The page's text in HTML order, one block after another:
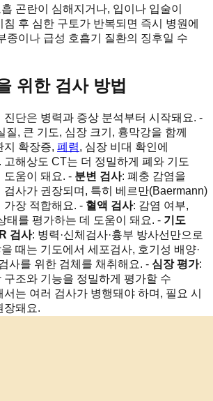
곤란이 심해지거나, 입이나 입술이
후 심한 구토가 반복되면 즉시 병원에
종이나 급성 호흡기 질환의 징후일 수
위한 검사 방법
진단은 병력과 증상 분석부터 시작돼요. -
질, 큰 기도, 심장 크기, 흉막강을 함께
지 확장증, 폐렴, 심장 비대 확인에
고해상도 CT는 더 정밀하게 폐와 기도
도움이 돼요. - 분변 검사: 폐충 감염을
검사가 권장되며, 특히 베르만(Baermann)
가장 적합해요. - 혈액 검사: 감염 여부,
태를 평가하는 데 도움이 돼요. - 기도
검사: 병력·신체검사·흉부 방사선만으로
때는 기도에서 세포검사, 호기성 배양·
사를 위한 검체를 채취해요. - 심장 평가:
구조와 기능을 정밀하게 평가할 수
는 여러 검사가 병행돼야 하며, 필요 시
장돼요.